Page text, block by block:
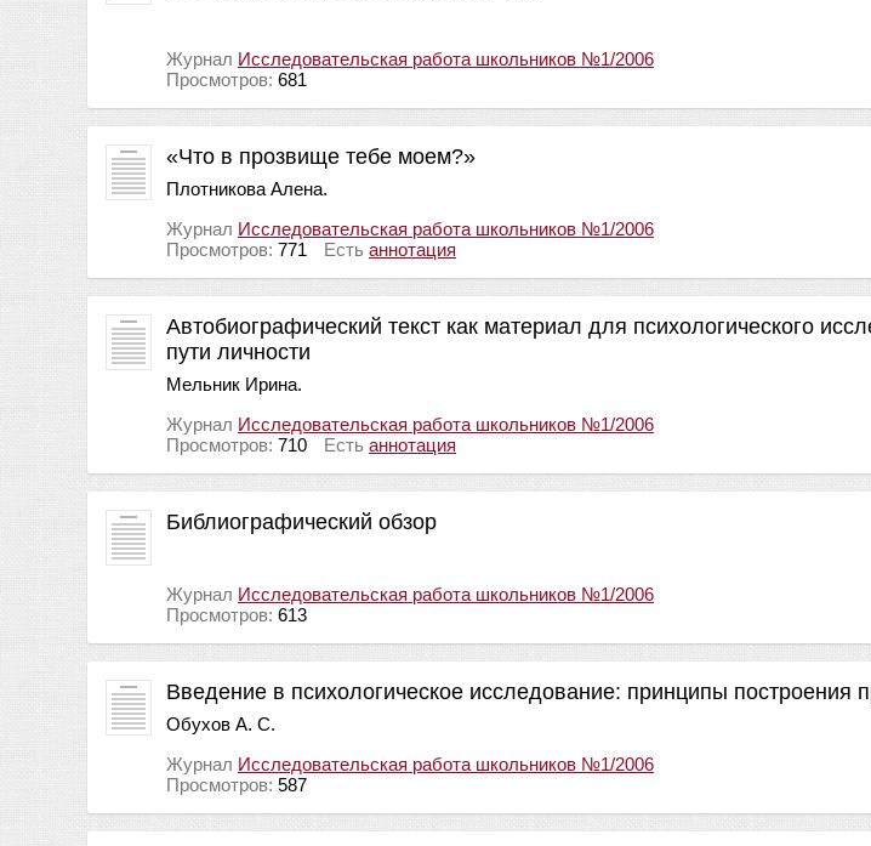
Журнал Исследовательская работа школьников №1/2006
Просмотров: 681
«Что в прозвище тебе моем?»
Плотникова Алена.
Журнал Исследовательская работа школьников №1/2006
Просмотров: 771 Есть аннотация
Автобиографический текст как материал для психологического
пути личности
Мельник Ирина.
Журнал Исследовательская работа школьников №1/2006
Просмотров: 710 Есть аннотация
Библиографический обзор
Журнал Исследовательская работа школьников №1/2006
Просмотров: 613
Введение в психологическое исследование: принципы построения
Обухов А. С.
Журнал Исследовательская работа школьников №1/2006
Просмотров: 587